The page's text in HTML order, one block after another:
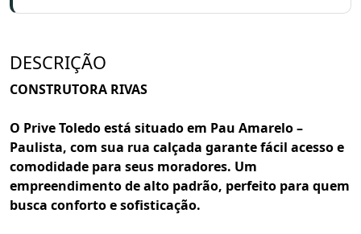
DESCRIÇÃO
CONSTRUTORA RIVAS
O Prive Toledo está situado em Pau Amarelo –
Paulista, com sua rua calçada garante fácil acesso e
comodidade para seus moradores. Um
empreendimento de alto padrão, perfeito para quem
busca conforto e sofisticação.